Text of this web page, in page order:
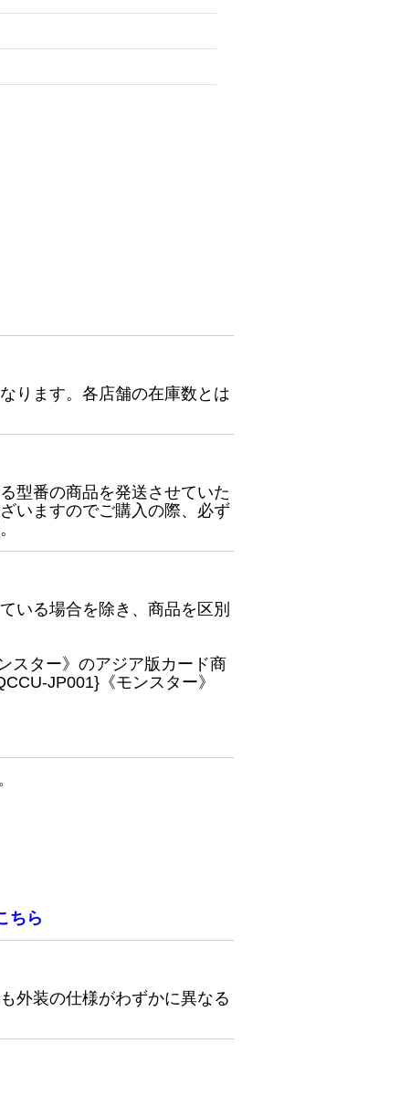
ります。各店舗の在庫数とは
型番の商品を発送させていた
いますのでご購入の際、必ず
いる場合を除き、商品を区別
スター》のアジア版カード商
JP001}《モンスター》
ちら
外装の仕様がわずかに異なる